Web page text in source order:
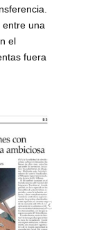
entre una
el
fuera